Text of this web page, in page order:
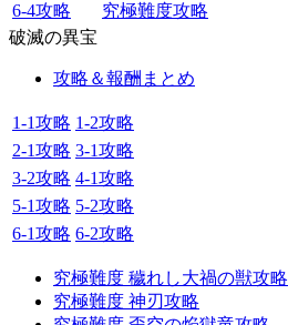
6-4攻略
究極難度攻略
破滅の異宝
攻略＆報酬まとめ
1-1攻略 1-2攻略
2-1攻略 3-1攻略
3-2攻略 4-1攻略
5-1攻略 5-2攻略
6-1攻略 6-2攻略
究極難度 穢れし大禍の獣攻略
究極難度 神刃攻略